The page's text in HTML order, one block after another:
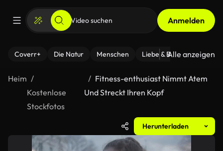
Anmelden
Coverr+ Die Natur Menschen Liebe & Beziehungen
Alle anzeigen
Heim
Kostenlose
Stockfotos
Fitness-enthusiast Nimmt Atem
Und Streckt Ihren Kopf
Herunterladen